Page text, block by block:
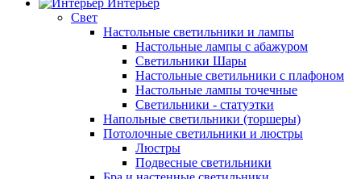
Интерьер
Свет
Настольные светильники и лампы
Настольные лампы с абажуром
Светильники Шары
Настольные светильники с плафоном
Настольные лампы точечные
Светильники - статуэтки
Напольные светильники (торшеры)
Потолочные светильники и люстры
Люстры
Подвесные светильники